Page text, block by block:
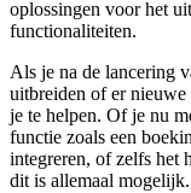
oplossingen voor het
functionaliteiten.
Als je na de lancering
uitbreiden of er
je te helpen. Of je nu
functie zoals een
integreren, of zelfs het
dit is allemaal mogelijk.